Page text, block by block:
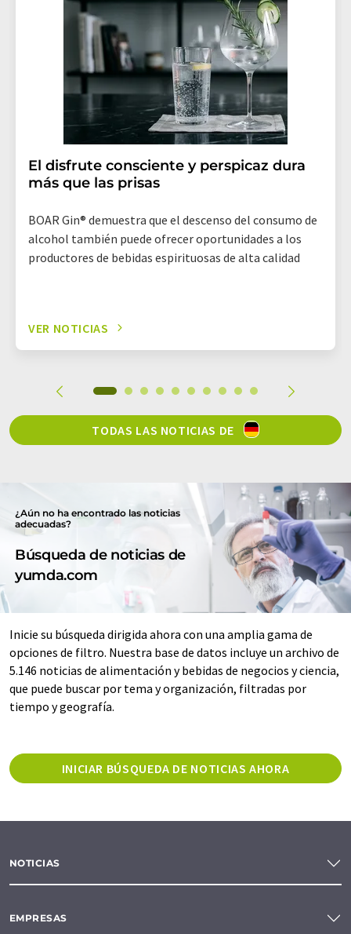
El disfrute consciente y perspicaz dura
más que las prisas
BOAR Gin® demuestra que el descenso del consumo de
alcohol también puede ofrecer oportunidades a los
productores de bebidas espirituosas de alta calidad
VER NOTICIAS
TODAS LAS NOTICIAS DE
¿Aún no ha encontrado las noticias
adecuadas?
Búsqueda de noticias de
yumda.com
Inicie su búsqueda dirigida ahora con una amplia gama de
opciones de filtro. Nuestra base de datos incluye un archivo de
5.146 noticias de alimentación y bebidas de negocios y ciencia,
que puede buscar por tema y organización, filtradas por
tiempo y geografía.
INICIAR BÚSQUEDA DE NOTICIAS AHORA
NOTICIAS
EMPRESAS